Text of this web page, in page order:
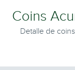
Coins
Detalle de